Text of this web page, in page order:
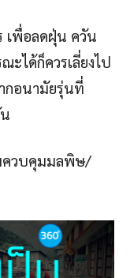
เพื่อลดฝุ่น ควัน
ะได้ก็ควรเลี่ยงไป
กอนามัยรุ่นที่
ควบคุมมลพิษ/